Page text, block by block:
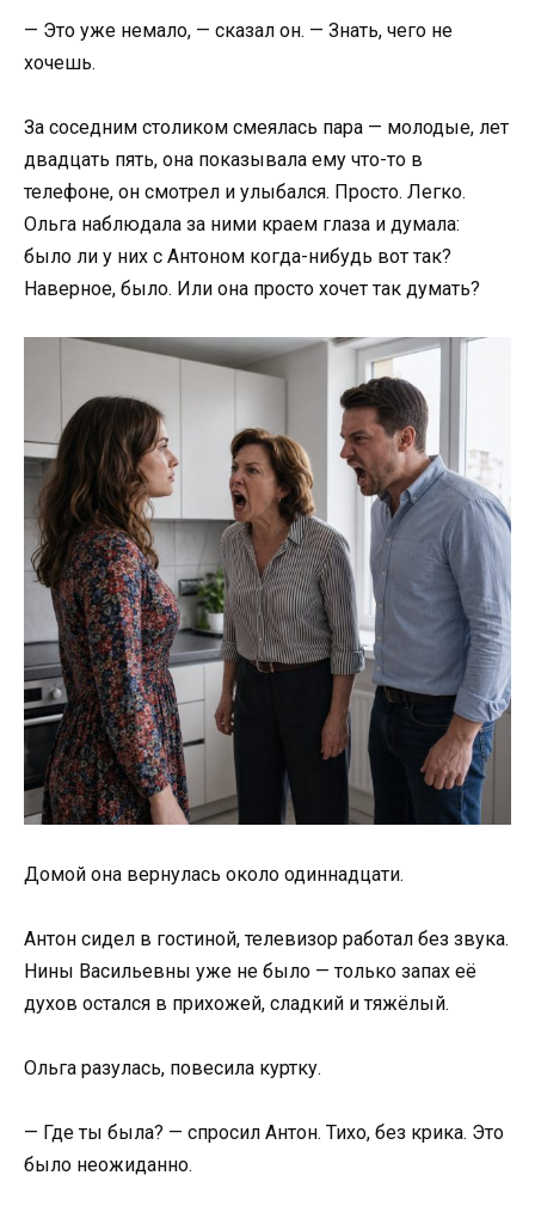
— Это уже немало, — сказал он. — Знать, чего не
хочешь.
За соседним столиком смеялась пара — молодые, лет
двадцать пять, она показывала ему что-то в
телефоне, он смотрел и улыбался. Просто. Легко.
Ольга наблюдала за ними краем глаза и думала:
было ли у них с Антоном когда-нибудь вот так?
Наверное, было. Или она просто хочет так думать?
Домой она вернулась около одиннадцати.
Антон сидел в гостиной, телевизор работал без звука.
Нины Васильевны уже не было — только запах её
духов остался в прихожей, сладкий и тяжёлый.
Ольга разулась, повесила куртку.
— Где ты была? — спросил Антон. Тихо, без крика. Это
было неожиданно.